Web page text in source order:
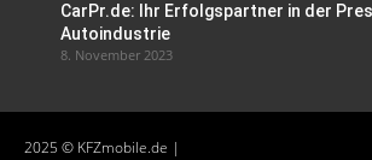
CarPr.de: Ihr Erfolgspartner in der
Autoindustrie
8. November 2023
2025 © KFZmobile.de |